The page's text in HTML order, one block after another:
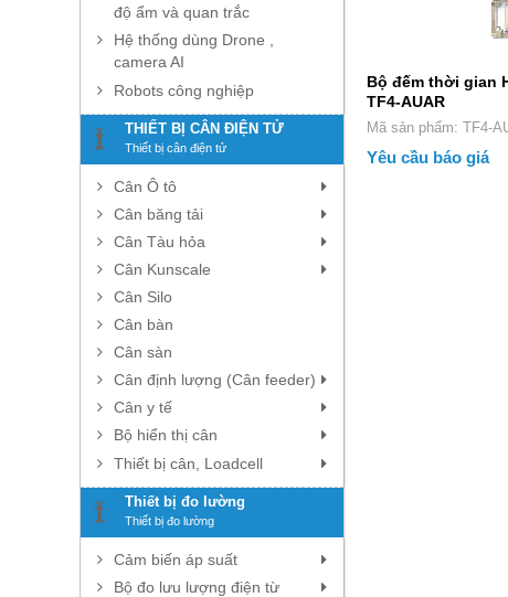
độ ẩm và quan trắc
Hệ thống dùng Drone ,
camera AI
Robots công nghiệp
THIẾT BỊ CÂN ĐIỆN TỬ
Thiết bị cân điện tử
Cân Ô tô
Cân băng tải
Cân Tàu hỏa
Cân Kunscale
Cân Silo
Cân bàn
Cân sàn
Cân định lượng (Cân feeder)
Cân y tế
Bộ hiển thị cân
Thiết bị cân, Loadcell
Thiết bị đo lường
Thiết bị đo lường
Cảm biến áp suất
Bộ đo lưu lượng điện từ
Bộ đếm thời gian
TF4-AUAR
Mã sản phẩm: TF4-
Yêu cầu báo giá